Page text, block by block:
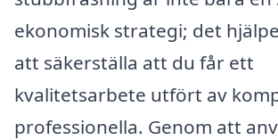
ekonomisk strategi; det
att säkerställa att du får ett
kvalitetsarbete utfört av
professionella. Genom att